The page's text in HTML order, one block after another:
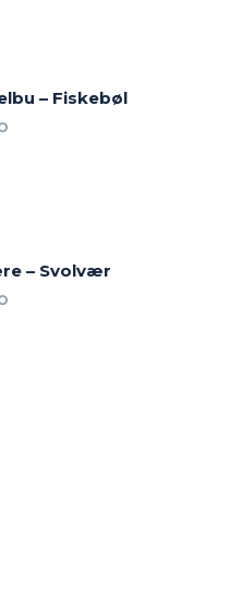
– Fiskebøl
– Svolvær